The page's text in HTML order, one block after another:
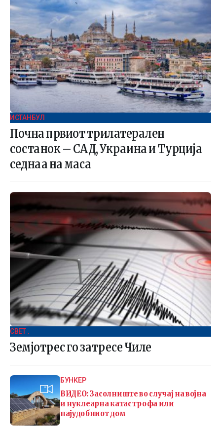
ИСТАНБУЛ
Почна првиот трилатерален
состанок – САД, Украина и Турција
седнаа на маса
СВЕТ .
Земјотрес го затресе Чиле
БУНКЕР
ВИДЕО: Засолниште во случај на војна
и нуклеарна катастрофа или
најудобниот дом